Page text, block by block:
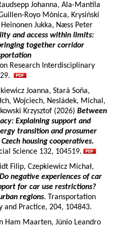
Johanna, Ala-Mantila
Royo Mònica, Krysiński
Jukka, Næss Peter
and access within limits:
together corridor
Research Interdisciplinary
Joanna, Stará Soňa,
Wojciech, Nesládek, Michal,
Krzysztof (2026) Between
Explaining support and
transition and prosumer
housing cooperatives.
Science 132, 104519.
Filip, Czepkiewicz Michał,
Do negative experiences of car
for car use restrictions?
regions. Transportation
and Practice, 204, 104843.
Ham Maarten, Júnio Leandro